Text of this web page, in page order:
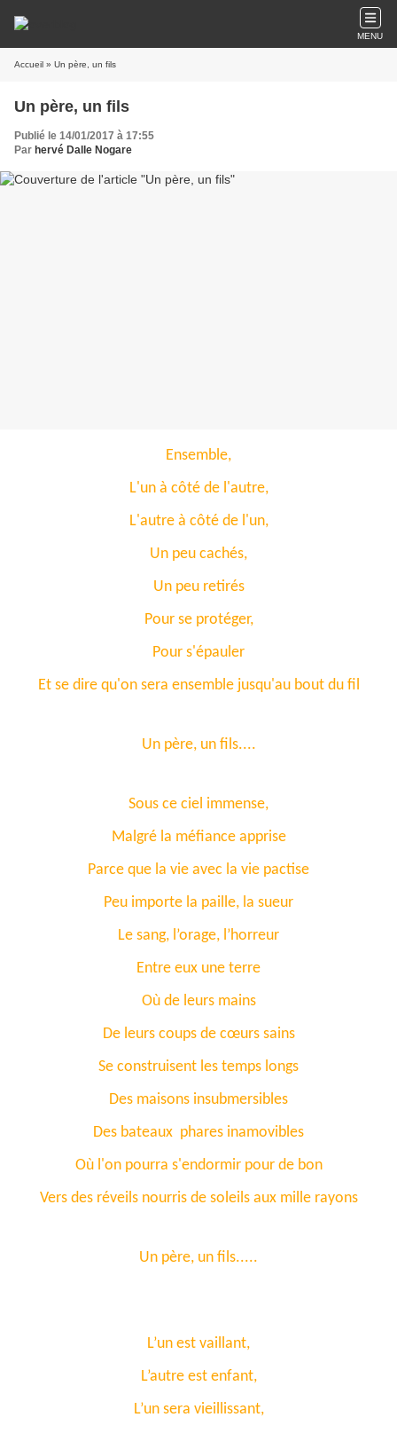
MENU
Accueil » Un père, un fils
Un père, un fils
Publié le 14/01/2017 à 17:55
Par hervé Dalle Nogare
Ensemble,
L'un à côté de l'autre,
L'autre à côté de l'un,
Un peu cachés,
Un peu retirés
Pour se protéger,
Pour s'épauler
Et se dire qu'on sera ensemble jusqu'au bout du fil
Un père, un fils....
Sous ce ciel immense,
Malgré la méfiance apprise
Parce que la vie avec la vie pactise
Peu importe la paille, la sueur
Le sang, l’orage, l’horreur
Entre eux une terre
Où de leurs mains
De leurs coups de cœurs sains
Se construisent les temps longs
Des maisons insubmersibles
Des bateaux phares inamovibles
Où l'on pourra s'endormir pour de bon
Vers des réveils nourris de soleils aux mille rayons
Un père, un fils.....
L’un est vaillant,
L’autre est enfant,
L’un sera vieillissant,